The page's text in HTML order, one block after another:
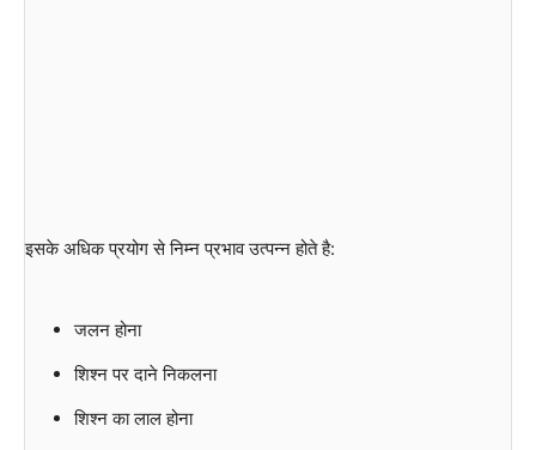
इसके अधिक प्रयोग से निम्न प्रभाव उत्पन्न होते है:
जलन होना
शिश्न पर दाने निकलना
शिश्न का लाल होना